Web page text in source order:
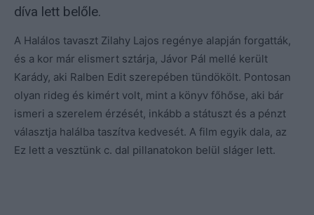
díva lett belőle.
A Halálos tavaszt Zilahy Lajos regénye alapján forgatták,
és a kor már elismert sztárja, Jávor Pál mellé került
Karády, aki Ralben Edit szerepében tündökölt. Pontosan
olyan rideg és kimért volt, mint a könyv főhőse, aki bár
ismeri a szerelem érzését, inkább a státuszt és a pénzt
választja halálba taszítva kedvesét. A film egyik dala, az
Ez lett a vesztünk c. dal pillanatokon belül sláger lett.